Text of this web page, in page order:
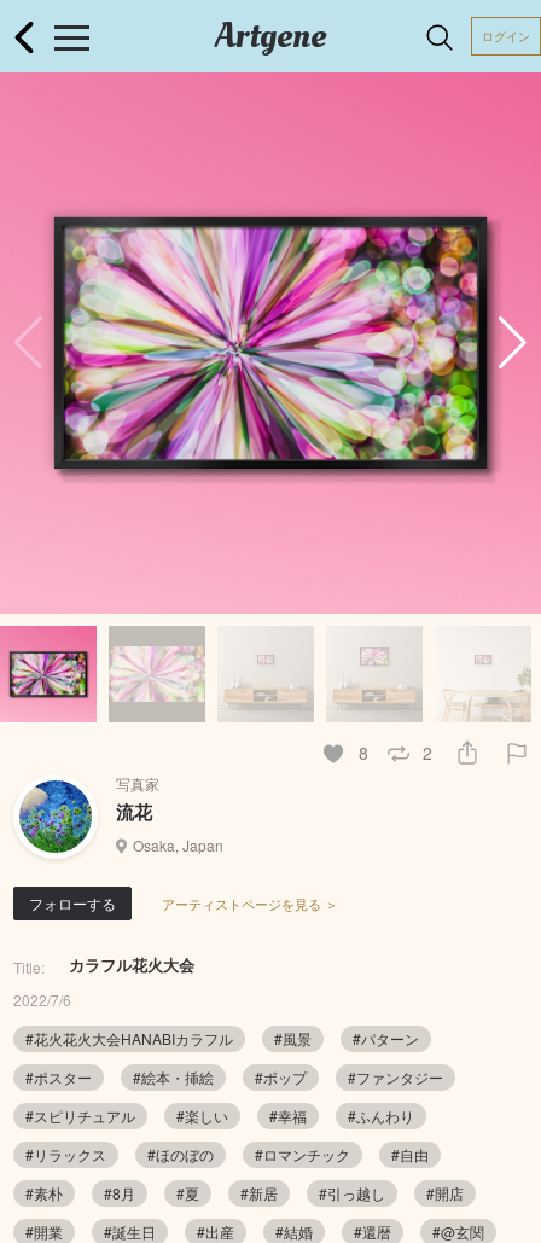
Artgene ログイン
8 2
写真家
流花
Osaka, Japan
フォローする アーティストページを見る ＞
Title: カラフル花火大会
2022/7/6
#花火花火大会HANABIカラフル
#風景
#パターン
#ポスター
#絵本・挿絵 #ポップ
#ファンタジー
#スピリチュアル
#楽しい #幸福
#ふんわり
#リラックス
#ほのぼの #ロマンチック
#自由
#素朴
#8月 #夏 #新居 #引っ越し
#開店
#開業
#誕生日 #出産 #結婚 #還暦
#@玄関